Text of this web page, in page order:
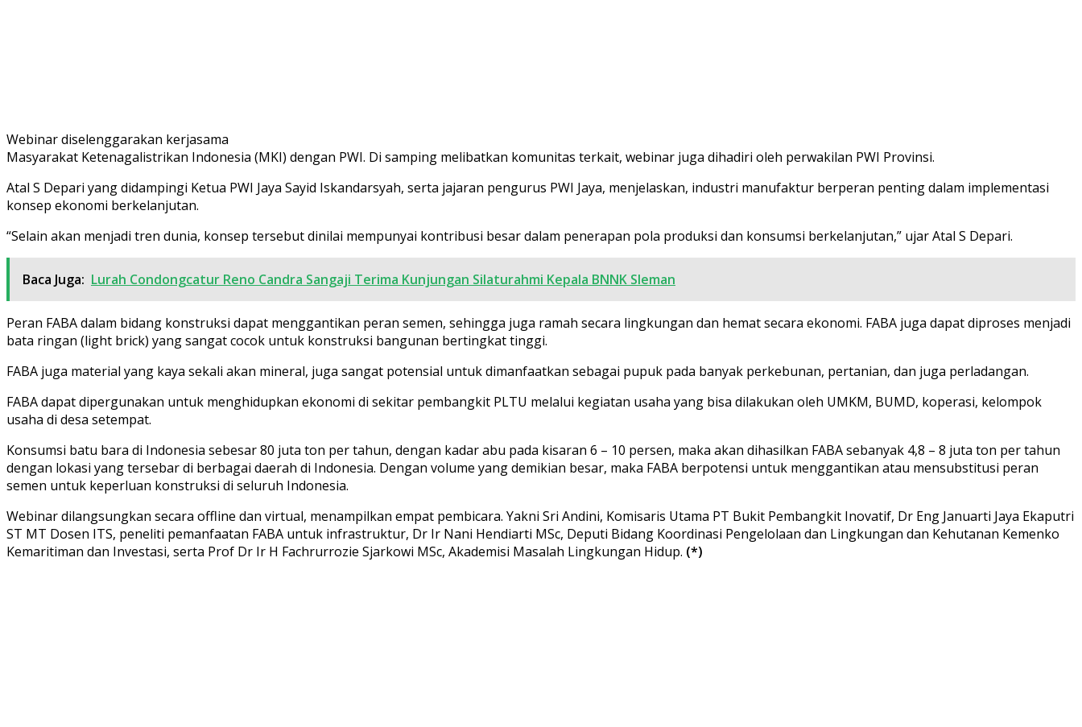
Webinar diselenggarakan kerjasama
Masyarakat Ketenagalistrikan Indonesia (MKI) dengan PWI. Di samping melibatkan komunitas terkait, webinar juga dihadiri oleh perwakilan PWI Provinsi.
Atal S Depari yang didampingi Ketua PWI Jaya Sayid Iskandarsyah, serta jajaran pengurus PWI Jaya, menjelaskan, industri manufaktur berperan penting dalam implementasi
konsep ekonomi berkelanjutan.
“Selain akan menjadi tren dunia, konsep tersebut dinilai mempunyai kontribusi besar dalam penerapan pola produksi dan konsumsi berkelanjutan,” ujar Atal S Depari.
Baca Juga: Lurah Condongcatur Reno Candra Sangaji Terima Kunjungan Silaturahmi Kepala BNNK Sleman
Peran FABA dalam bidang konstruksi dapat menggantikan peran semen, sehingga juga ramah secara lingkungan dan hemat secara ekonomi. FABA juga dapat diproses menjadi
bata ringan (light brick) yang sangat cocok untuk konstruksi bangunan bertingkat tinggi.
FABA juga material yang kaya sekali akan mineral, juga sangat potensial untuk dimanfaatkan sebagai pupuk pada banyak perkebunan, pertanian, dan juga perladangan.
FABA dapat dipergunakan untuk menghidupkan ekonomi di sekitar pembangkit PLTU melalui kegiatan usaha yang bisa dilakukan oleh UMKM, BUMD, koperasi, kelompok
usaha di desa setempat.
Konsumsi batu bara di Indonesia sebesar 80 juta ton per tahun, dengan kadar abu pada kisaran 6 – 10 persen, maka akan dihasilkan FABA sebanyak 4,8 – 8 juta ton per tahun
dengan lokasi yang tersebar di berbagai daerah di Indonesia. Dengan volume yang demikian besar, maka FABA berpotensi untuk menggantikan atau mensubstitusi peran
semen untuk keperluan konstruksi di seluruh Indonesia.
Webinar dilangsungkan secara offline dan virtual, menampilkan empat pembicara. Yakni Sri Andini, Komisaris Utama PT Bukit Pembangkit Inovatif, Dr Eng Januarti Jaya Ekaputri
ST MT Dosen ITS, peneliti pemanfaatan FABA untuk infrastruktur, Dr Ir Nani Hendiarti MSc, Deputi Bidang Koordinasi Pengelolaan dan Lingkungan dan Kehutanan Kemenko
Kemaritiman dan Investasi, serta Prof Dr Ir H Fachrurrozie Sjarkowi MSc, Akademisi Masalah Lingkungan Hidup. (*)